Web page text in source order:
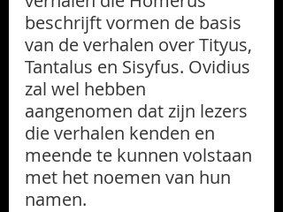
beschrijft vormen de basis
van de verhalen over Tityus,
Tantalus en Sisyfus. Ovidius
zal wel hebben
aangenomen dat zijn lezers
die verhalen kenden en
meende te kunnen volstaan
met het noemen van hun
namen.